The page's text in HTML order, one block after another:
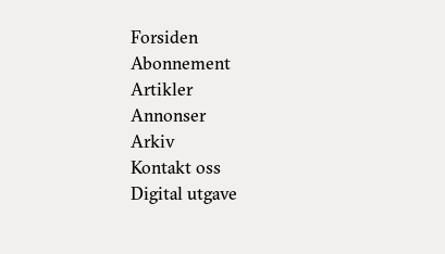
Forsiden
Abonnement
Artikler
Annonser
Arkiv
Kontakt oss
Digital utgave